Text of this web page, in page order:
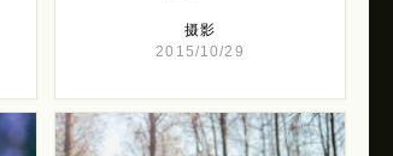
摄影
2015/10/29